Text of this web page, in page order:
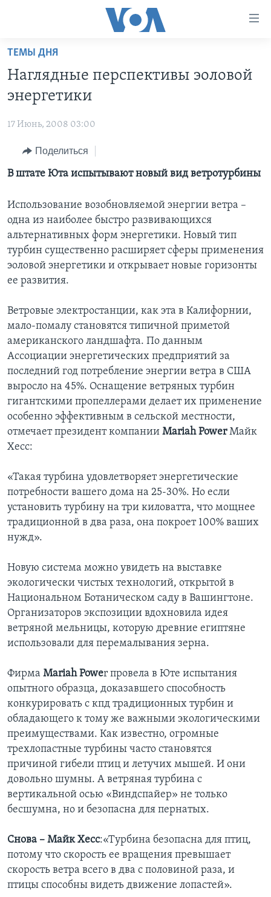
Перейти
основной
контент
Перейти
навигации
Перейти
поиск
ПРОГРАММЫ
НОВОСТИ ЗА МИНУТУ
ИТОГИ
ПОЧЕМУ ЭТО ВАЖНО?
ДЕТАЛИ
НЬЮ-ЙОРК NEW YORK
АМЕРИКА. БОЛЬШОЕ ПУТЕШЕСТВИЕ
ПРОЕКТЫ
УЧИМ АНГЛИЙСКИЙ
НАША АМЕРИКАНСКАЯ ИСТОРИЯ
А КАК В АМЕРИКЕ?
АМЕРИКАНСКИЕ ГОРОДКИ
ТЕСТЫ
ЭКСПЕРТИЗА
ИНТЕРВЬЮ
ФАКТЫ ПРОТИВ ФЕЙКОВ
УЧИМ АНГЛИЙСКИЙ
ВИДЕО
ПОДПИСКА НА НОВОСТИ
СОЦИАЛЬНЫЕ СЕТИ
Языки
ТЕМЫ ДНЯ
Наглядные перспективы эоловой
энергетики
17 Июнь, 2008 03:00
Поделиться
В штате Юта испытывают новый вид ветротурбины
Использование возобновляемой энергии ветра –
одна из наиболее быстро развивающихся
альтернативных форм энергетики. Новый тип
турбин существенно расширяет сферы применения
эоловой энергетики и открывает новые горизонты
ее развития.
Ветровые электростанции, как эта в Калифорнии,
мало-помалу становятся типичной приметой
американского ландшафта. По данным
Ассоциации энергетических предприятий за
последний год потребление энергии ветра в США
выросло на 45%. Оснащение ветряных турбин
гигантскими пропеллерами делает их применение
особенно эффективным в сельской местности,
отмечает президент компании Mariah PowerМайк
Хесс:
«Такая турбина удовлетворяет энергетические
потребности вашего дома на 25-30%. Но если
установить турбину на три киловатта, что мощнее
традиционной в два раза, она покроет 100% ваших
нужд».
Новую система можно увидеть на выставке
экологически чистых технологий, открытой в
Национальном Ботаническом саду в Вашингтоне.
Организаторов экспозиции вдохновила идея
ветряной мельницы, которую древние египтяне
использовали для перемалывания зерна.
Фирма Mariah Power провела в Юте испытания
опытного образца, доказавшего способность
конкурировать с кпд традиционных турбин и
обладающего к тому же важными экологическими
преимуществами. Как известно, огромные
трехлопастные турбины часто становятся
причиной гибели птиц и летучих мышей. И они
довольно шумны. А ветряная турбина с
вертикальной осью «Виндспайер» не только
бесшумна, но и безопасна для пернатых.
Снова – Майк Хесс:«Турбина безопасна для птиц,
потому что скорость ее вращения превышает
скорость ветра всего в два с половиной раза, и
птицы способны видеть движение лопастей».